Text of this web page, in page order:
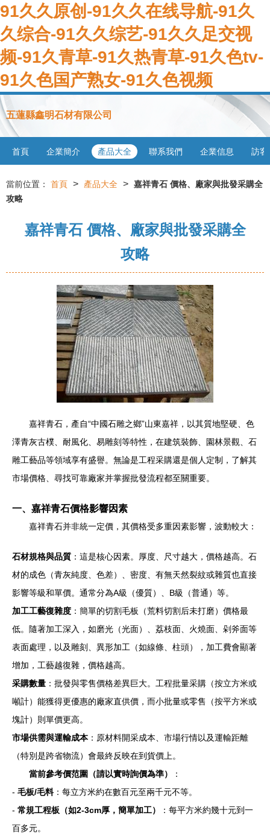
91久久原创-91久久在线导航-91久
久综合-91久久综艺-91久久足交视
频-91久青草-91久热青草-91久色tv-
91久色国产熟女-91久色视频
五蓮縣鑫明石材有限公司
首頁 企業簡介 產品大全 聯系我們 企業信息 訪客
當前位置： 首頁 > 產品大全 > 嘉祥青石 價格、廠家與批發采購全
攻略
嘉祥青石 價格、廠家與批發采購全
攻略
嘉祥青石，產自“中國石雕之鄉”山東嘉祥，以其質地堅硬、色
澤青灰古樸、耐風化、易雕刻等特性，在建筑裝飾、園林景觀、石
雕工藝品等領域享有盛譽。無論是工程采購還是個人定制，了解其
市場價格、尋找可靠廠家并掌握批發流程都至關重要。
一、嘉祥青石價格影響因素
嘉祥青石并非統一定價，其價格受多重因素影響，波動較大：
石材規格與品質 ：這是核心因素。厚度、尺寸越大，價格越高。石
材的成色（青灰純度、色差）、密度、有無天然裂紋或雜質也直接
影響等級和單價。通常分為A級（優質）、B級（普通）等。
加工工藝復雜度 ：簡單的切割毛板（荒料切割后未打磨）價格最
低。隨著加工深入，如磨光（光面）、荔枝面、火燒面、剁斧面等
表面處理，以及雕刻、異形加工（如線條、柱頭），加工費會顯著
增加，工藝越復雜，價格越高。
采購數量 ：批發與零售價格差異巨大。工程批量采購（按立方米或
噸計）能獲得更優惠的廠家直供價，而小批量或零售（按平方米或
塊計）則單價更高。
市場供需與運輸成本：原材料開采成本、市場行情以及運輸距離
（特別是跨省物流）會最終反映在到貨價上。
當前參考價范圍（請以實時詢價為準）
：
- 毛板/毛料：每立方米約在數百元至兩千元不等。
- 常規工程板（如2-3cm厚，簡單加工）
：每平方米約幾十元到一
百多元。